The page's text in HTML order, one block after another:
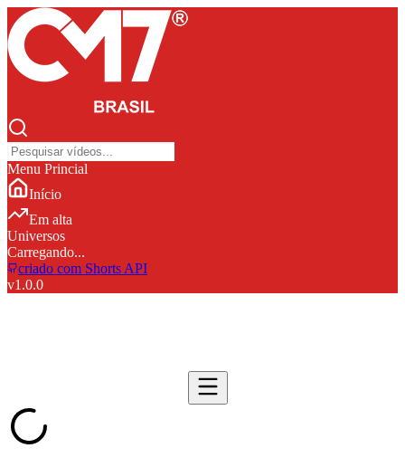
Menu Princial
Início
Em alta
Universos
Carregando...
criado com Shorts API
v1.0.0